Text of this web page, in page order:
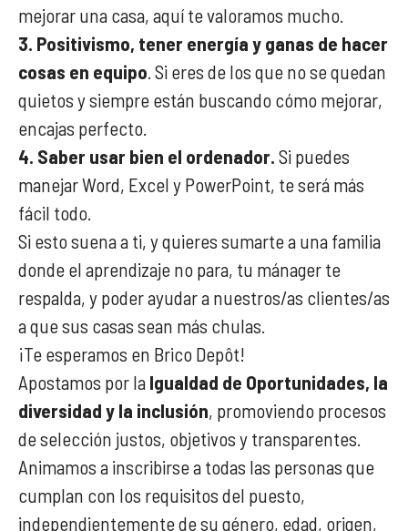
mejorar una casa, aquí te valoramos mucho.
3. Positivismo, tener energía y ganas de hacer
cosas en equipo. Si eres de los que no se quedan
quietos y siempre están buscando cómo mejorar,
encajas perfecto.
4. Saber usar bien el ordenador. Si puedes
manejar Word, Excel y PowerPoint, te será más
fácil todo.
Si esto suena a ti, y quieres sumarte a una familia
donde el aprendizaje no para, tu mánager te
respalda, y poder ayudar a nuestros/as clientes/as
a que sus casas sean más chulas.
¡Te esperamos en Brico Depôt!
Apostamos por la Igualdad de Oportunidades, la
diversidad y la inclusión, promoviendo procesos
de selección justos, objetivos y transparentes.
Animamos a inscribirse a todas las personas que
cumplan con los requisitos del puesto,
independientemente de su género, edad, origen,